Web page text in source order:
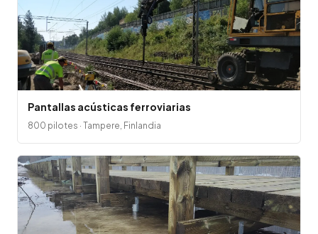
Pantallas acústicas ferroviarias
800 pilotes · Tampere, Finlandia